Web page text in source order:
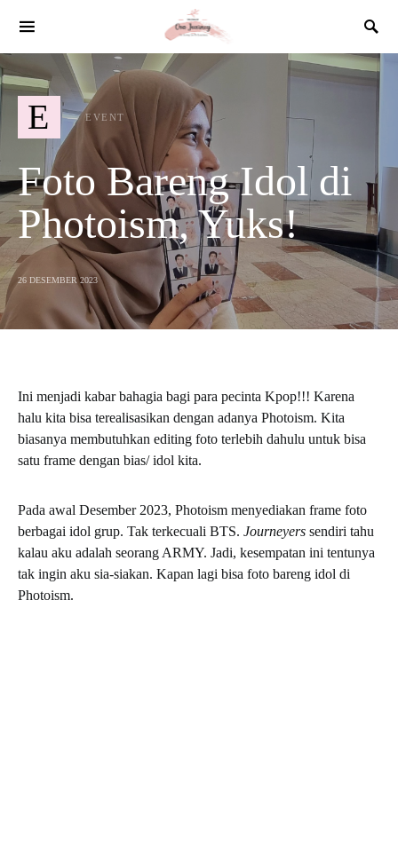
SEARCH FOR:
E EVENT
Foto Bareng Idol di
Photoism, Yuks!
26 DESEMBER 2023
Ini menjadi kabar bahagia bagi para pecinta Kpop!!! Karena
halu kita bisa terealisasikan dengan adanya Photoism. Kita
biasanya membutuhkan editing foto terlebih dahulu untuk bisa
satu frame dengan bias/ idol kita.
Pada awal Desember 2023, Photoism menyediakan frame foto
berbagai idol grup. Tak terkecuali BTS. Journeyers sendiri tahu
kalau aku adalah seorang ARMY. Jadi, kesempatan ini tentunya
tak ingin aku sia-siakan. Kapan lagi bisa foto bareng idol di
Photoism.